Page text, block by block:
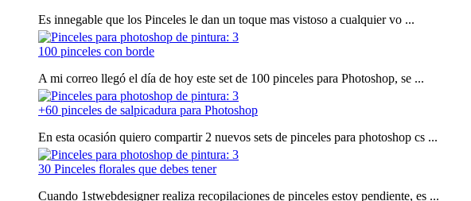
Es innegable que los Pinceles le dan un toque mas vistoso a cualquier vo ...
100 pinceles con borde
A mi correo llegó el día de hoy este set de 100 pinceles para Photoshop, se ...
+60 pinceles de salpicadura para Photoshop
En esta ocasión quiero compartir 2 nuevos sets de pinceles para photoshop cs ...
30 Pinceles florales que debes tener
Cuando 1stwebdesigner realiza recopilaciones de pinceles estoy pendiente, es ...